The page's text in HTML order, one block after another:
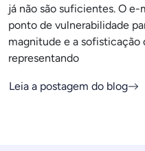
já não são suficientes. O
ponto de vulnerabilidade
magnitude e a sofisticação
representando
Leia a postagem do blog